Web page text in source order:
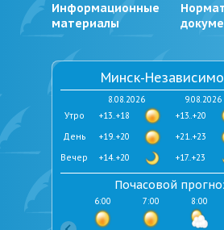
Информационные
материалы
Минск-
8.08.2026
+13..+18
+19..+20
+14..+20
9.08.2026
+13..+20
+21..+23
+17..+23
Вечер
День
Утро
Почасовой
6:00 7:00 8:00